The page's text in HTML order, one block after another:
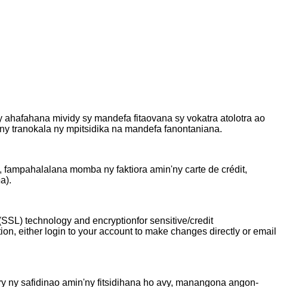
mividy sy mandefa fitaovana sy vokatra atolotra ao
tranokala ny mpitsidika na mandefa fanontaniana.
momba ny faktiora amin'ny carte de crédit,
technology and encryptionfor sensitive/credit
either login to your account to make changes directly or email
ny safidinao amin'ny fitsidihana ho avy, manangona angon-